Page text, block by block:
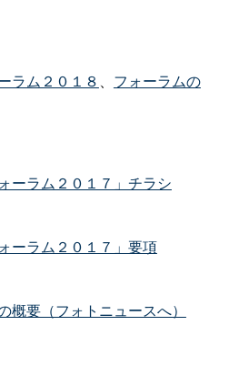
ラム２０１８ 、 フォーラムの
ーラム２０１７」チラシ
ーラム２０１７」要項
概要（フォトニュースへ）